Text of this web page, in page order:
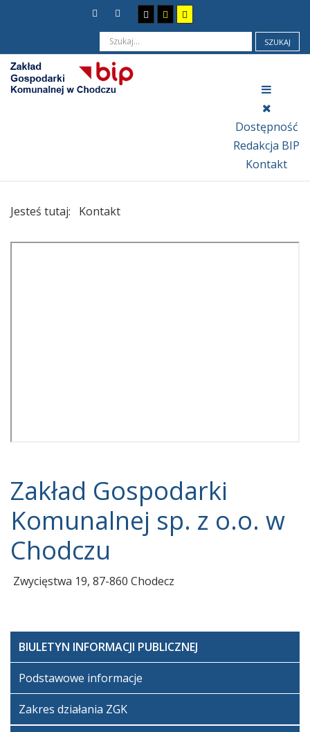
SZUKAJ
Dostępność
Redakcja BIP
Kontakt
Jesteś tutaj: Kontakt
Zakład Gospodarki
Komunalnej sp. z o.o. w
Chodczu
Zwycięstwa 19, 87-860 Chodecz
BIULETYN INFORMACJI PUBLICZNEJ
Podstawowe informacje
Zakres działania ZGK